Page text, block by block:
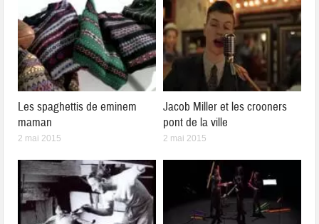
Les spaghettis de eminem
maman
2 mai 2015
Jacob Miller et les crooners
pont de la ville
2 mai 2015